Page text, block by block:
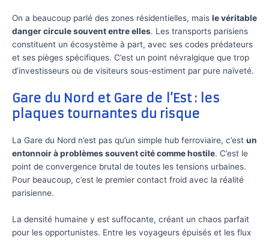
On a beaucoup parlé des zones résidentielles, mais le véritable
danger circule souvent entre elles. Les transports parisiens
constituent un écosystème à part, avec ses codes prédateurs
et ses pièges spécifiques. C’est un point névralgique que trop
d’investisseurs ou de visiteurs sous-estiment par pure naïveté.
Gare du Nord et Gare de l’Est : les
plaques tournantes du risque
La Gare du Nord n’est pas qu’un simple hub ferroviaire, c’est un
entonnoir à problèmes souvent cité comme hostile. C’est le
point de convergence brutal de toutes les tensions urbaines.
Pour beaucoup, c’est le premier contact froid avec la réalité
parisienne.
La densité humaine y est suffocante, créant un chaos parfait
pour les opportunistes. Entre les voyageurs épuisés et les flux